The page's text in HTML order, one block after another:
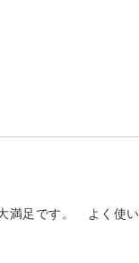
満足です。 よく使い